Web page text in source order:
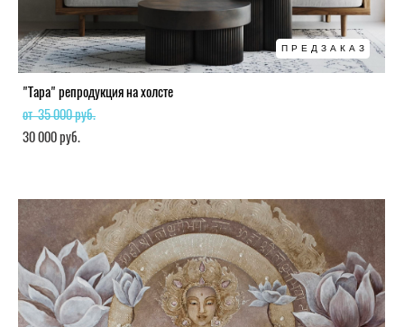
ПРЕДЗАКАЗ
"Тара" репродукция на холсте
от 35 000 pуб.
30 000 pуб.